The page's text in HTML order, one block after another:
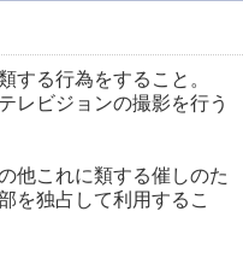
する行為をすること。
レビジョンの撮影を行う
他これに類する催しのた
を独占して利用するこ